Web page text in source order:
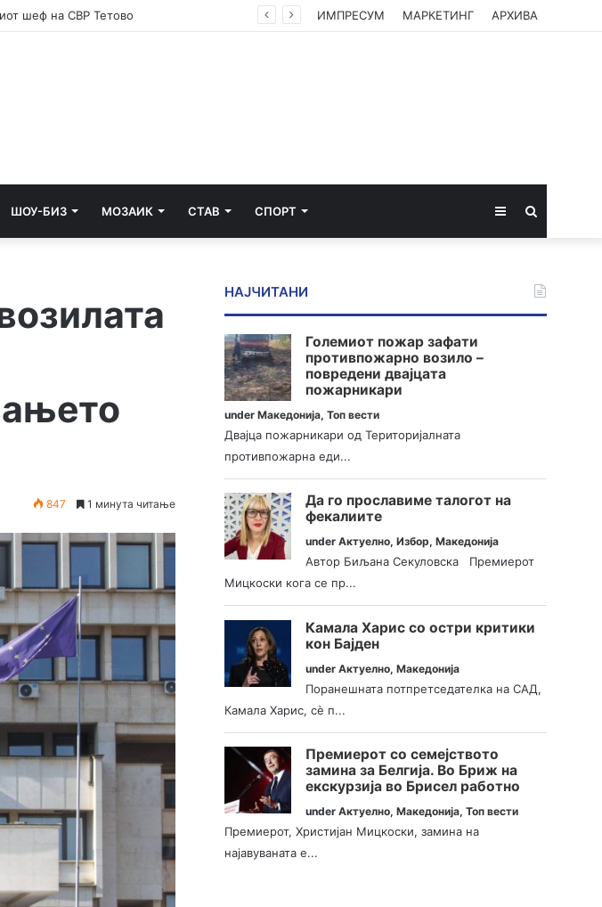
се бранат со одговорност ИМПРЕСУМ МАРКЕТИНГ АРХИВА
ШОУ-БИЗ МОЗАИК СТАВ СПОРТ Sidebar
847 1 минута читање
НАЈЧИТАНИ
Големиот пожар зафати
противпожарно возило –
повредени двајцата
пожарникари
underМакедонија,Топ вести
Двајца пожарникари од Територијалната
противпожарна еди...
Да го прославиме талогот на
фекалиите
underАктуелно,Избор,Македонија
Автор Биљана Секуловска Премиерот
Мицкоски кога се пр...
Камала Харис со остри критики
кон Бајден
underАктуелно,Македонија
Поранешната потпретседателка на САД,
Камала Харис, сè п...
Премиерот со семејството
замина за Белгија. Во Бриж на
екскурзија во Брисел работно
underАктуелно,Македонија,Топ вести
Премиерот, Христијан Мицкоски, замина на
најавуваната е...